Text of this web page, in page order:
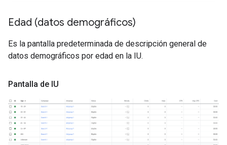
Edad (datos demográficos)
Es la pantalla predeterminada de descripción general de
datos demográficos por edad en la IU.
Pantalla de IU